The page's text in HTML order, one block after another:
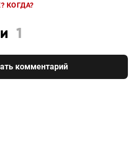
КОГДА?
1
комментарий